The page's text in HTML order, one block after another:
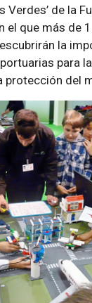
Verdes’ de la
el que más de
la
para
protección del